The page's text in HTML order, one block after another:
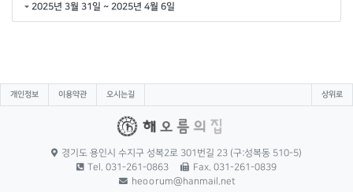
2025년 3월 31일 ~ 2025년 4월 6일
개인정보 이용약관 오시는길 상위로
경기도 용인시 수지구 성복2로 301번길 23 (구:성복동 510-5)
Tel. 031-261-0863
Fax. 031-261-0839
heoorum@hanmail.net